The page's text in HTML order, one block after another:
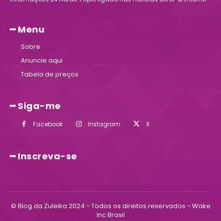
━ Menu
Sobre
Anuncie aqui
Tabela de preços
━ Siga-me
Facebook Instagram X
━ Inscreva-se
© Blog da Zuleika 2024 - Todos os direitos reservados - Wake
Inc Brasil